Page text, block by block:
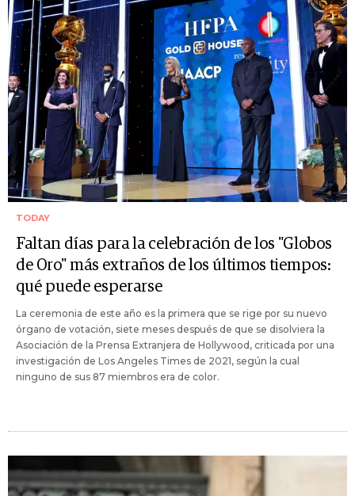
TODAY
Faltan días para la celebración de los "Globos
de Oro" más extraños de los últimos tiempos:
qué puede esperarse
La ceremonia de este año es la primera que se rige por su nuevo
órgano de votación, siete meses después de que se disolviera la
Asociación de la Prensa Extranjera de Hollywood, criticada por una
investigación de Los Angeles Times de 2021, según la cual
ninguno de sus 87 miembros era de color.